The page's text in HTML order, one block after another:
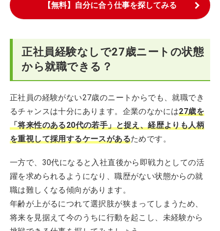
【無料】自分に合う仕事を探してみる
正社員経験なしで27歳ニートの状態
から就職できる？
正社員の経験がない27歳のニートからでも、就職でき
るチャンスは十分にあります。企業のなかには27歳を
「将来性のある20代の若手」と捉え、経歴よりも人柄
を重視して採用するケースがあるためです。
一方で、30代になると入社直後から即戦力としての活
躍を求められるようになり、職歴がない状態からの就
職は難しくなる傾向があります。
年齢が上がるにつれて選択肢が狭まってしまうため、
将来を見据えて今のうちに行動を起こし、未経験から